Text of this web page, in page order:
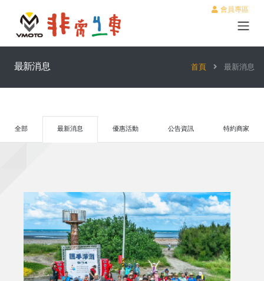
會員專區
最新消息 首頁 最新消息
全部 最新消息 優惠活動 公告資訊 特約商家